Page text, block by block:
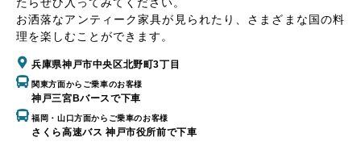
お洒落なアンティーク家具が見られたり、さまざまな国の料
理を楽しむことができます。
兵庫県神戸市中央区北野町3丁目
関東方面からご乗車のお客様
神戸三宮Bバースで下車
福岡・山口方面からご乗車のお客様
さくら高速バス 神戸市役所前で下車